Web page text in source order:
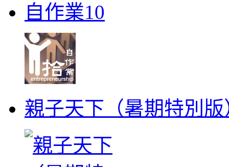
自作業10
親子天下（暑期特別版